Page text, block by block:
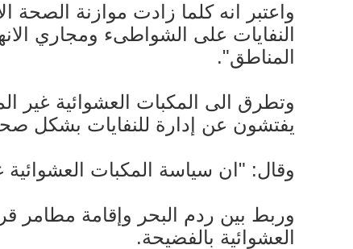
واعتبر انه كلما زادت موازنة الصحة
النفايات على الشواطىء ومجاري
المناطق".
وتطرق الى المكبات العشوائية غير
يفتشون عن إدارة للنفايات بشكل
وقال: "ان سياسة المكبات
وربط بين ردم البحر وإقامة مطامر
العشوائية بالفضيحة.